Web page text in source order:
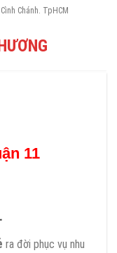
Chánh. TpHCM
11
ra đời phục vụ nhu